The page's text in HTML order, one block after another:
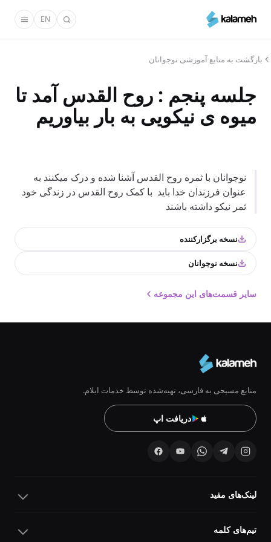
محتوای
EN
بازگشت به منابع آموزشی نوجوانان
جلسه پنجم : روح القدس آمد تا
میوه ی نیکویی به بار بیاوریم
نوجوانان با ثمره روح القدس آشنا شده و درک میکنند به
عنوان فرزندان خدا باید با کمک روح القدس در زندگی خود
ثمر نیکو داشته باشند
نسخه برگزارکننده
نسخه نوجوانان
سایر قسمت‌های این مجموعه
منابع مسیحی به فارسی، تهیه‌شده توسط خدمات ایلام.
دریافت اپ
لینک‌های مفید
تیم‌های کلمه